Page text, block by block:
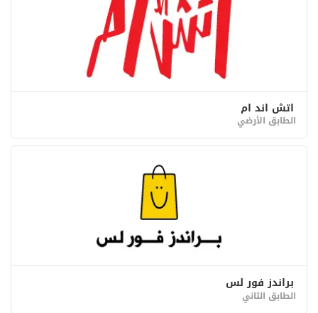
اتش اند ام
الطابق الأرضي
براندز فور لس
الطابق الثاني